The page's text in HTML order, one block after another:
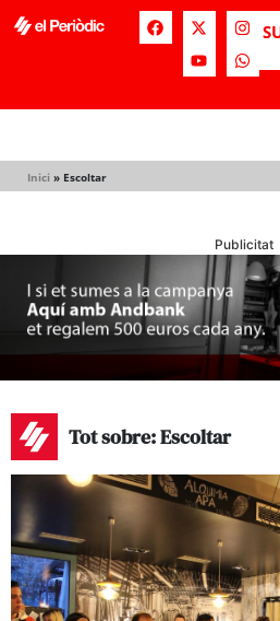
Inici » Escoltar
Publicitat
Tot sobre: Escoltar